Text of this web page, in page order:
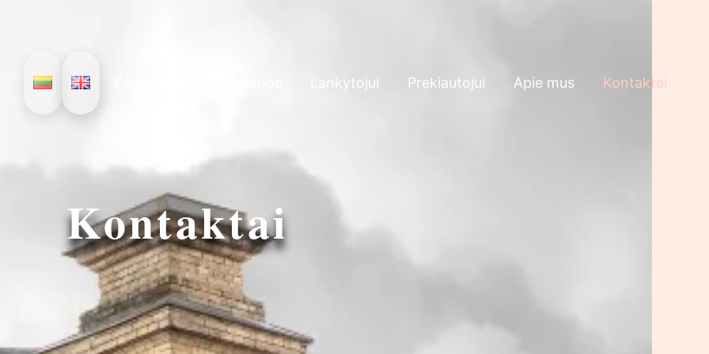
Lankytojui Prekiautojui Apie mus Kontaktai
Kontaktai